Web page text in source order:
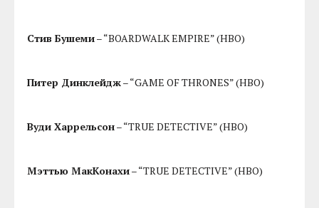
Стив Бушеми– “BOARDWALK EMPIRE” (HBO)
Питер Динклейдж– “GAME OF THRONES” (HBO)
Вуди Харрельсон– “TRUE DETECTIVE” (HBO)
Мэттью МакКонахи– “TRUE DETECTIVE” (HBO)